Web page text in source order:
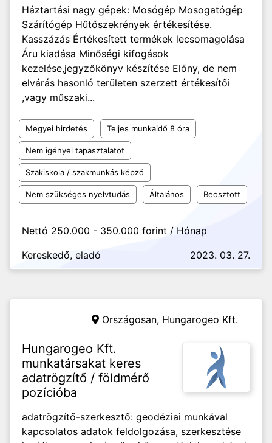
Háztartási nagy gépek: Mosógép Mosogatógép
Szárítógép Hűtőszekrények értékesítése.
Kasszázás Értékesített termékek lecsomagolása
Áru kiadása Minőségi kifogások
kezelése,jegyzőkönyv készítése Előny, de nem
elvárás hasonló területen szerzett értékesítői
,vagy műszaki...
Megyei hirdetés Teljes munkaidő 8 óra
Nem igényel tapasztalatot
Szakiskola / szakmunkás képző
Nem szükséges nyelvtudás Általános Beosztott
Nettó 250.000 - 350.000 forint / Hónap
Kereskedő, eladó
2023. 03. 27.
Országosan, Hungarogeo Kft.
Hungarogeo Kft.
munkatársakat keres
adatrögzítő / földmérő
pozícióba
adatrögzítő-szerkesztő: geodéziai munkával
kapcsolatos adatok feldolgozása, szerkesztése